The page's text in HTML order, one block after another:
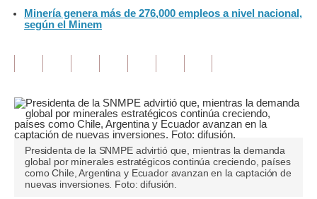
Plus G
Opinión
Pregunta de hoy
Blogs
Tendencias
Minería genera más de 276,000 empleos a nivel nacional,
según el Minem
Presidenta de la SNMPE advirtió que, mientras la demanda
global por minerales estratégicos continúa creciendo, países
como Chile, Argentina y Ecuador avanzan en la captación de
nuevas inversiones. Foto: difusión.